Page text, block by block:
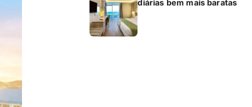
diárias bem mais baratas